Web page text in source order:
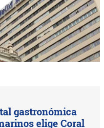
gastronómica
elige Coral